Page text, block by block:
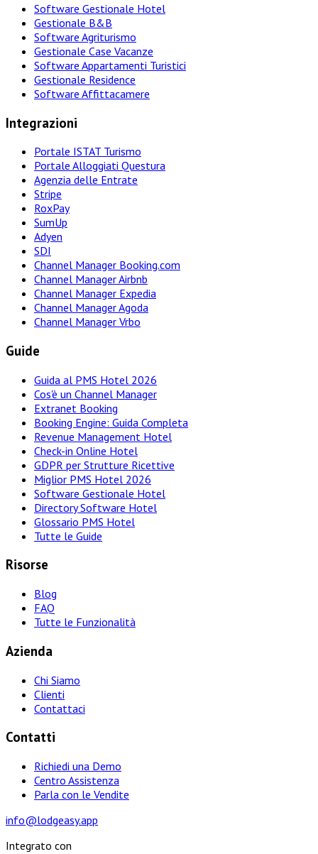
Software Gestionale Hotel
Gestionale B&B
Software Agriturismo
Gestionale Case Vacanze
Software Appartamenti Turistici
Gestionale Residence
Software Affittacamere
Integrazioni
Portale ISTAT Turismo
Portale Alloggiati Questura
Agenzia delle Entrate
Stripe
RoxPay
SumUp
Adyen
SDI
Channel Manager Booking.com
Channel Manager Airbnb
Channel Manager Expedia
Channel Manager Agoda
Channel Manager Vrbo
Guide
Guida al PMS Hotel 2026
Cos'è un Channel Manager
Extranet Booking
Booking Engine: Guida Completa
Revenue Management Hotel
Check-in Online Hotel
GDPR per Strutture Ricettive
Miglior PMS Hotel 2026
Software Gestionale Hotel
Directory Software Hotel
Glossario PMS Hotel
Tutte le Guide
Risorse
Blog
FAQ
Tutte le Funzionalità
Azienda
Chi Siamo
Clienti
Contattaci
Contatti
Richiedi una Demo
Centro Assistenza
Parla con le Vendite
info@lodgeasy.app
Integrato con